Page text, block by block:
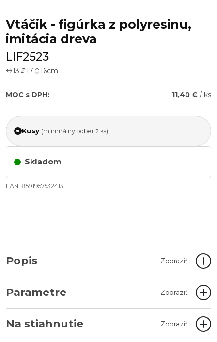
Vtáčik - figúrka z polyresinu,
imitácia dreva
LIF2523
13 17 16cm
MOC s DPH: 11,40 € / ks
Kusy (minimálny odber 2 ks)
Skladom
EAN: 8591957532413
Popis Zobraziť
Parametre Zobraziť
Na stiahnutie Zobraziť